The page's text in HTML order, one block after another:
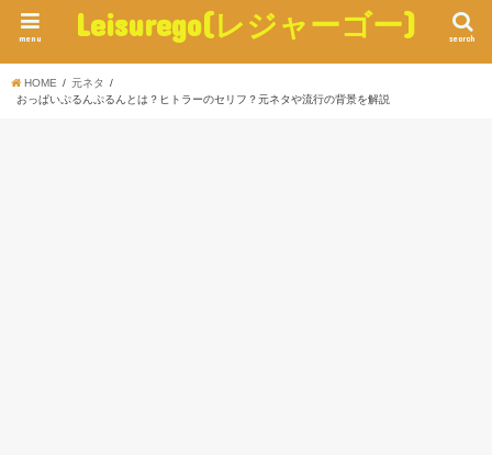
Leisurego(レジャーゴー) search
menu
HOME
元ネタ
おっぱいぷるんぷるんとは？ヒトラーのセリフ？元ネタや流行の背景を解説